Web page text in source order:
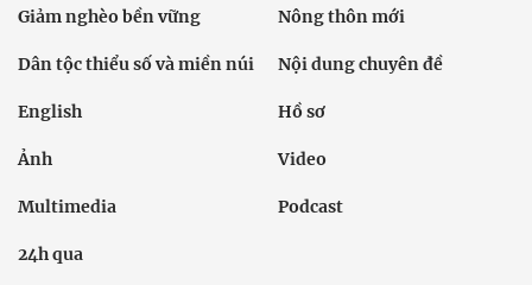
Giảm nghèo bền vững Nông thôn mới
Dân tộc thiểu số và miền núi Nội dung chuyên đề
English Hồ sơ
Ảnh Video
Multimedia Podcast
24h qua